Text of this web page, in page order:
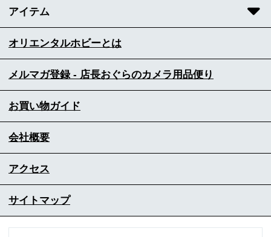
アイテム
オリエンタルホビーとは
メルマガ登録 - 店長おぐらのカメラ用品便り
お買い物ガイド
会社概要
アクセス
サイトマップ